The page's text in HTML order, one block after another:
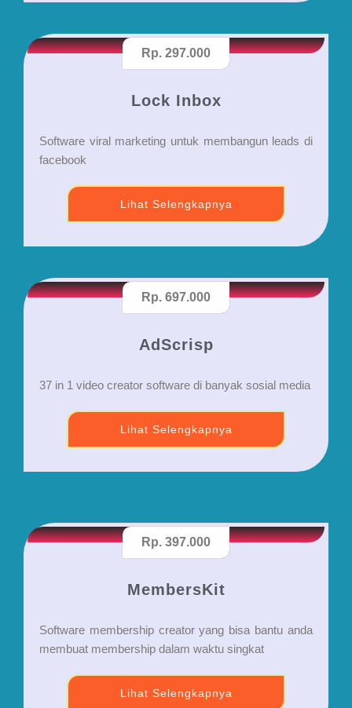
Rp. 297.000
Lock Inbox
Software viral marketing untuk membangun leads di
facebook
Lihat Selengkapnya
Rp. 697.000
AdScrisp
37 in 1 video creator software di banyak sosial media
Lihat Selengkapnya
Rp. 397.000
MembersKit
Software membership creator yang bisa bantu anda
membuat membership dalam waktu singkat
Lihat Selengkapnya